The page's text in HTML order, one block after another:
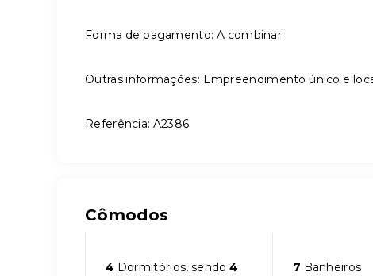
Forma de pagamento: A combinar.
Outras informações: Empreendimento único e
Referência: A2386.
Cômodos
4 Dormitórios, sendo4
7 Banheiros